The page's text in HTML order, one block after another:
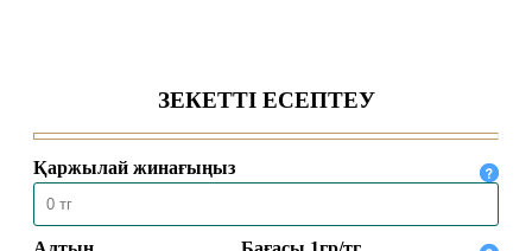
03.09.2024 625
Зекеттің қоғамға пайдасы | Бас
мүфти Наурызбай қажы Тағанұлы